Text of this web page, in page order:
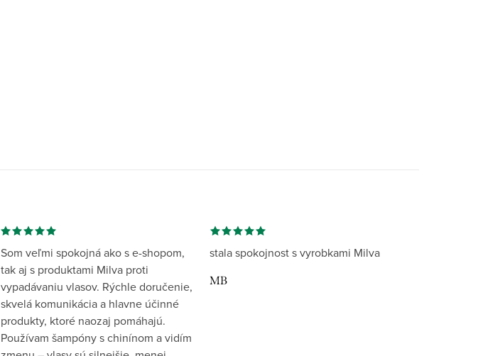
Som veľmi spokojná ako s e-shopom,
tak aj s produktami Milva proti
vypadávaniu vlasov. Rýchle doručenie,
skvelá komunikácia a hlavne účinné
produkty, ktoré naozaj pomáhajú.
Používam šampóny s chinínom a vidím
stala spokojnost s vyrobkami Milva
MB